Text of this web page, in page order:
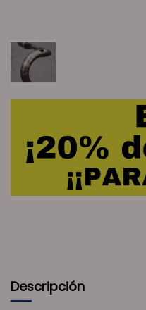
Descripción